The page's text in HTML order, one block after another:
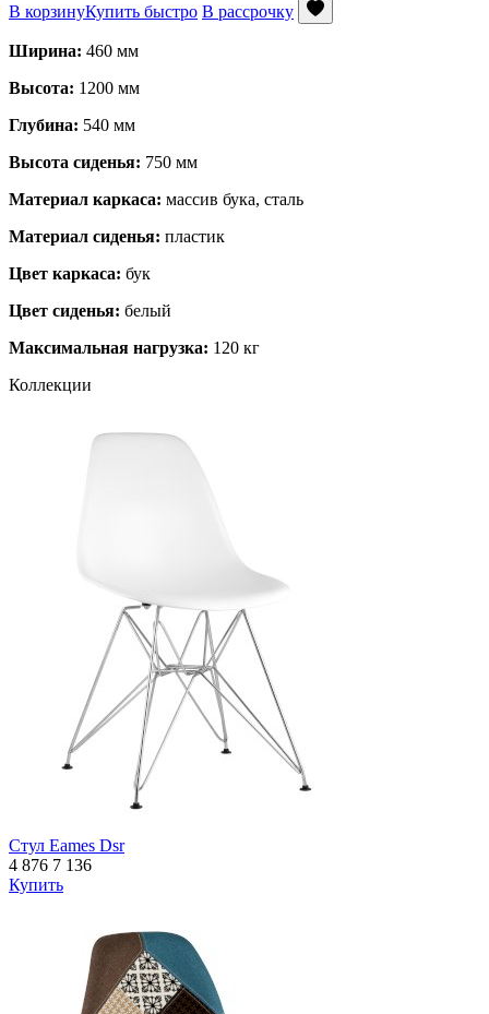
В корзинуКупить быстро В рассрочку
Ширина: 460 мм
Высота: 1200 мм
Глубина: 540 мм
Высота сиденья: 750 мм
Материал каркаса: массив бука, сталь
Материал сиденья: пластик
Цвет каркаса: бук
Цвет сиденья: белый
Максимальная нагрузка: 120 кг
Коллекции
Стул Eames Dsr
4 876 7 136
Купить